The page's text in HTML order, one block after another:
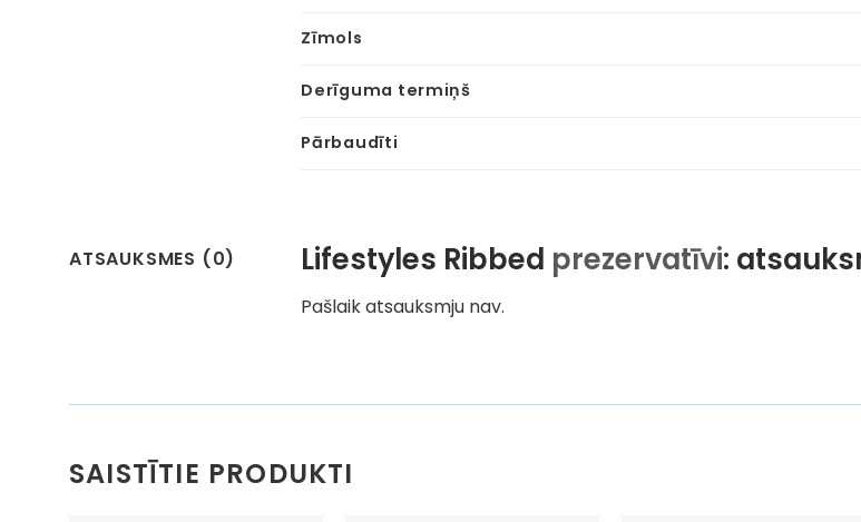
Zīmols
Derīguma termiņš
Pārbaudīti
ATSAUKSMES (0) Lifestyles Ribbed prezervatīvi:
Pašlaik atsauksmju nav.
SAISTĪTIE PRODUKTI